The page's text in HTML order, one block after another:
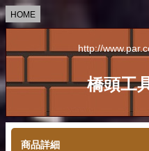
HOME
http://
橋頭工
商品詳細